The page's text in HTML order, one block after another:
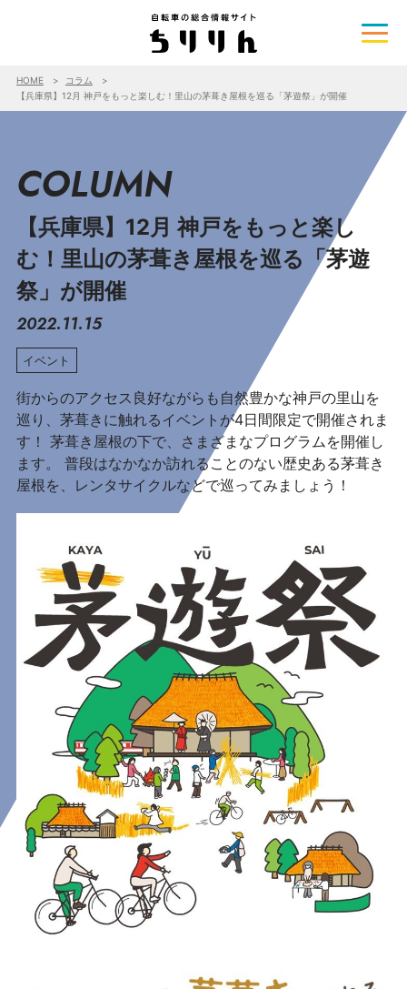
HOME
コラム
【兵庫県】12月 神戸をもっと楽しむ！里山の茅葺き屋根を巡る「茅遊祭」が開催
COLUMN
【兵庫県】12月 神戸をもっと楽し
む！里山の茅葺き屋根を巡る「茅遊
祭」が開催
2022.11.15
イベント
街からのアクセス良好ながらも自然豊かな神戸の里山を
巡り、茅葺きに触れるイベントが4日間限定で開催されま
す！ 茅葺き屋根の下で、さまざまなプログラムを開催し
ます。 普段はなかなか訪れることのない歴史ある茅葺き
屋根を、レンタサイクルなどで巡ってみましょう！